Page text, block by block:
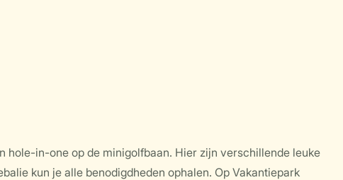
hole-in-one op de minigolfbaan. Hier zijn verschillende leuke
kun je alle benodigdheden ophalen. Op Vakantiepark